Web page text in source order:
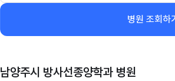
병원 조회하기
남양주시 방사선종양학과 병원